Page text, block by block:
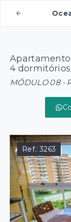
Apartamento
4
MÓDULO 08 -
Ref.:3263